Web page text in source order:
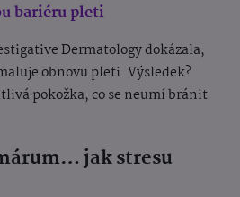
bariéru pleti
Dermatology dokázala,
obnovu pleti. Výsledek?
pokožka, co se neumí bránit
jak stresu